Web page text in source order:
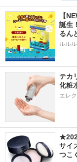
【
誕生
るん
ルル
テカ
化粧
エレ
サイ
つこ